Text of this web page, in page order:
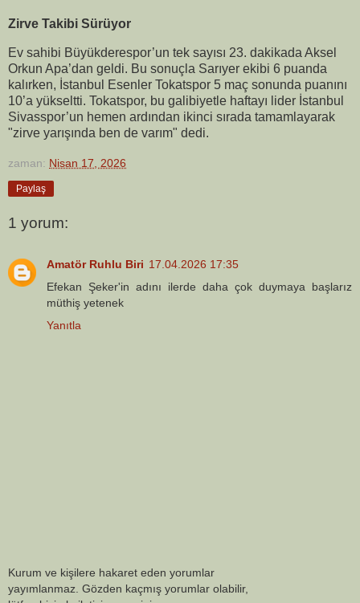
Zirve Takibi Sürüyor
Ev sahibi Büyükderespor’un tek sayısı 23. dakikada Aksel
Orkun Apa’dan geldi. Bu sonuçla Sarıyer ekibi 6 puanda
kalırken, İstanbul Esenler Tokatspor 5 maç sonunda puanını
10’a yükseltti. Tokatspor, bu galibiyetle haftayı lider İstanbul
Sivasspor’un hemen ardından ikinci sırada tamamlayarak
"zirve yarışında ben de varım" dedi.
zaman: Nisan 17, 2026
Paylaş
1 yorum:
Amatör Ruhlu Biri 17.04.2026 17:35
Efekan Şeker'in adını ilerde daha çok duymaya başlarız
müthiş yetenek
Yanıtla
Kurum ve kişilere hakaret eden yorumlar
yayımlanmaz. Gözden kaçmış yorumlar olabilir,